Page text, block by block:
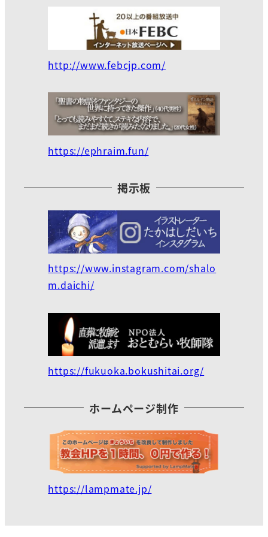
http://www.febcjp.com/
https://ephraim.fun/
掲示板
https://www.instagram.com/shalo
m.daichi/
https://fukuoka.bokushitai.org/
ホームページ制作
https://lampmate.jp/